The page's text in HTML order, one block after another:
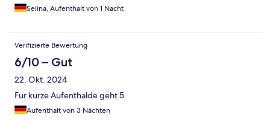
Selina, Aufenthalt von 1 Nacht
Verifizierte Bewertung
6/10 – Gut
22. Okt. 2024
Fur kurze Aufenthalde geht 5.
Aufenthalt von 3 Nächten